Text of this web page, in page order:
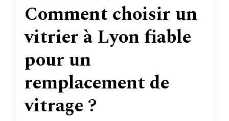
Comment choisir un
vitrier à Lyon fiable
pour un
remplacement de
vitrage ?